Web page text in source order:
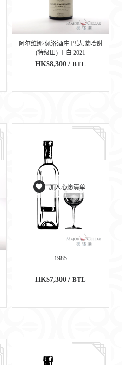
阿尔维娜·佩洛酒庄 巴达.蒙哈谢
(特级田) 干白 2021
HK$8,300 / BTL
加入心愿清单
1985
HK$7,300 / BTL